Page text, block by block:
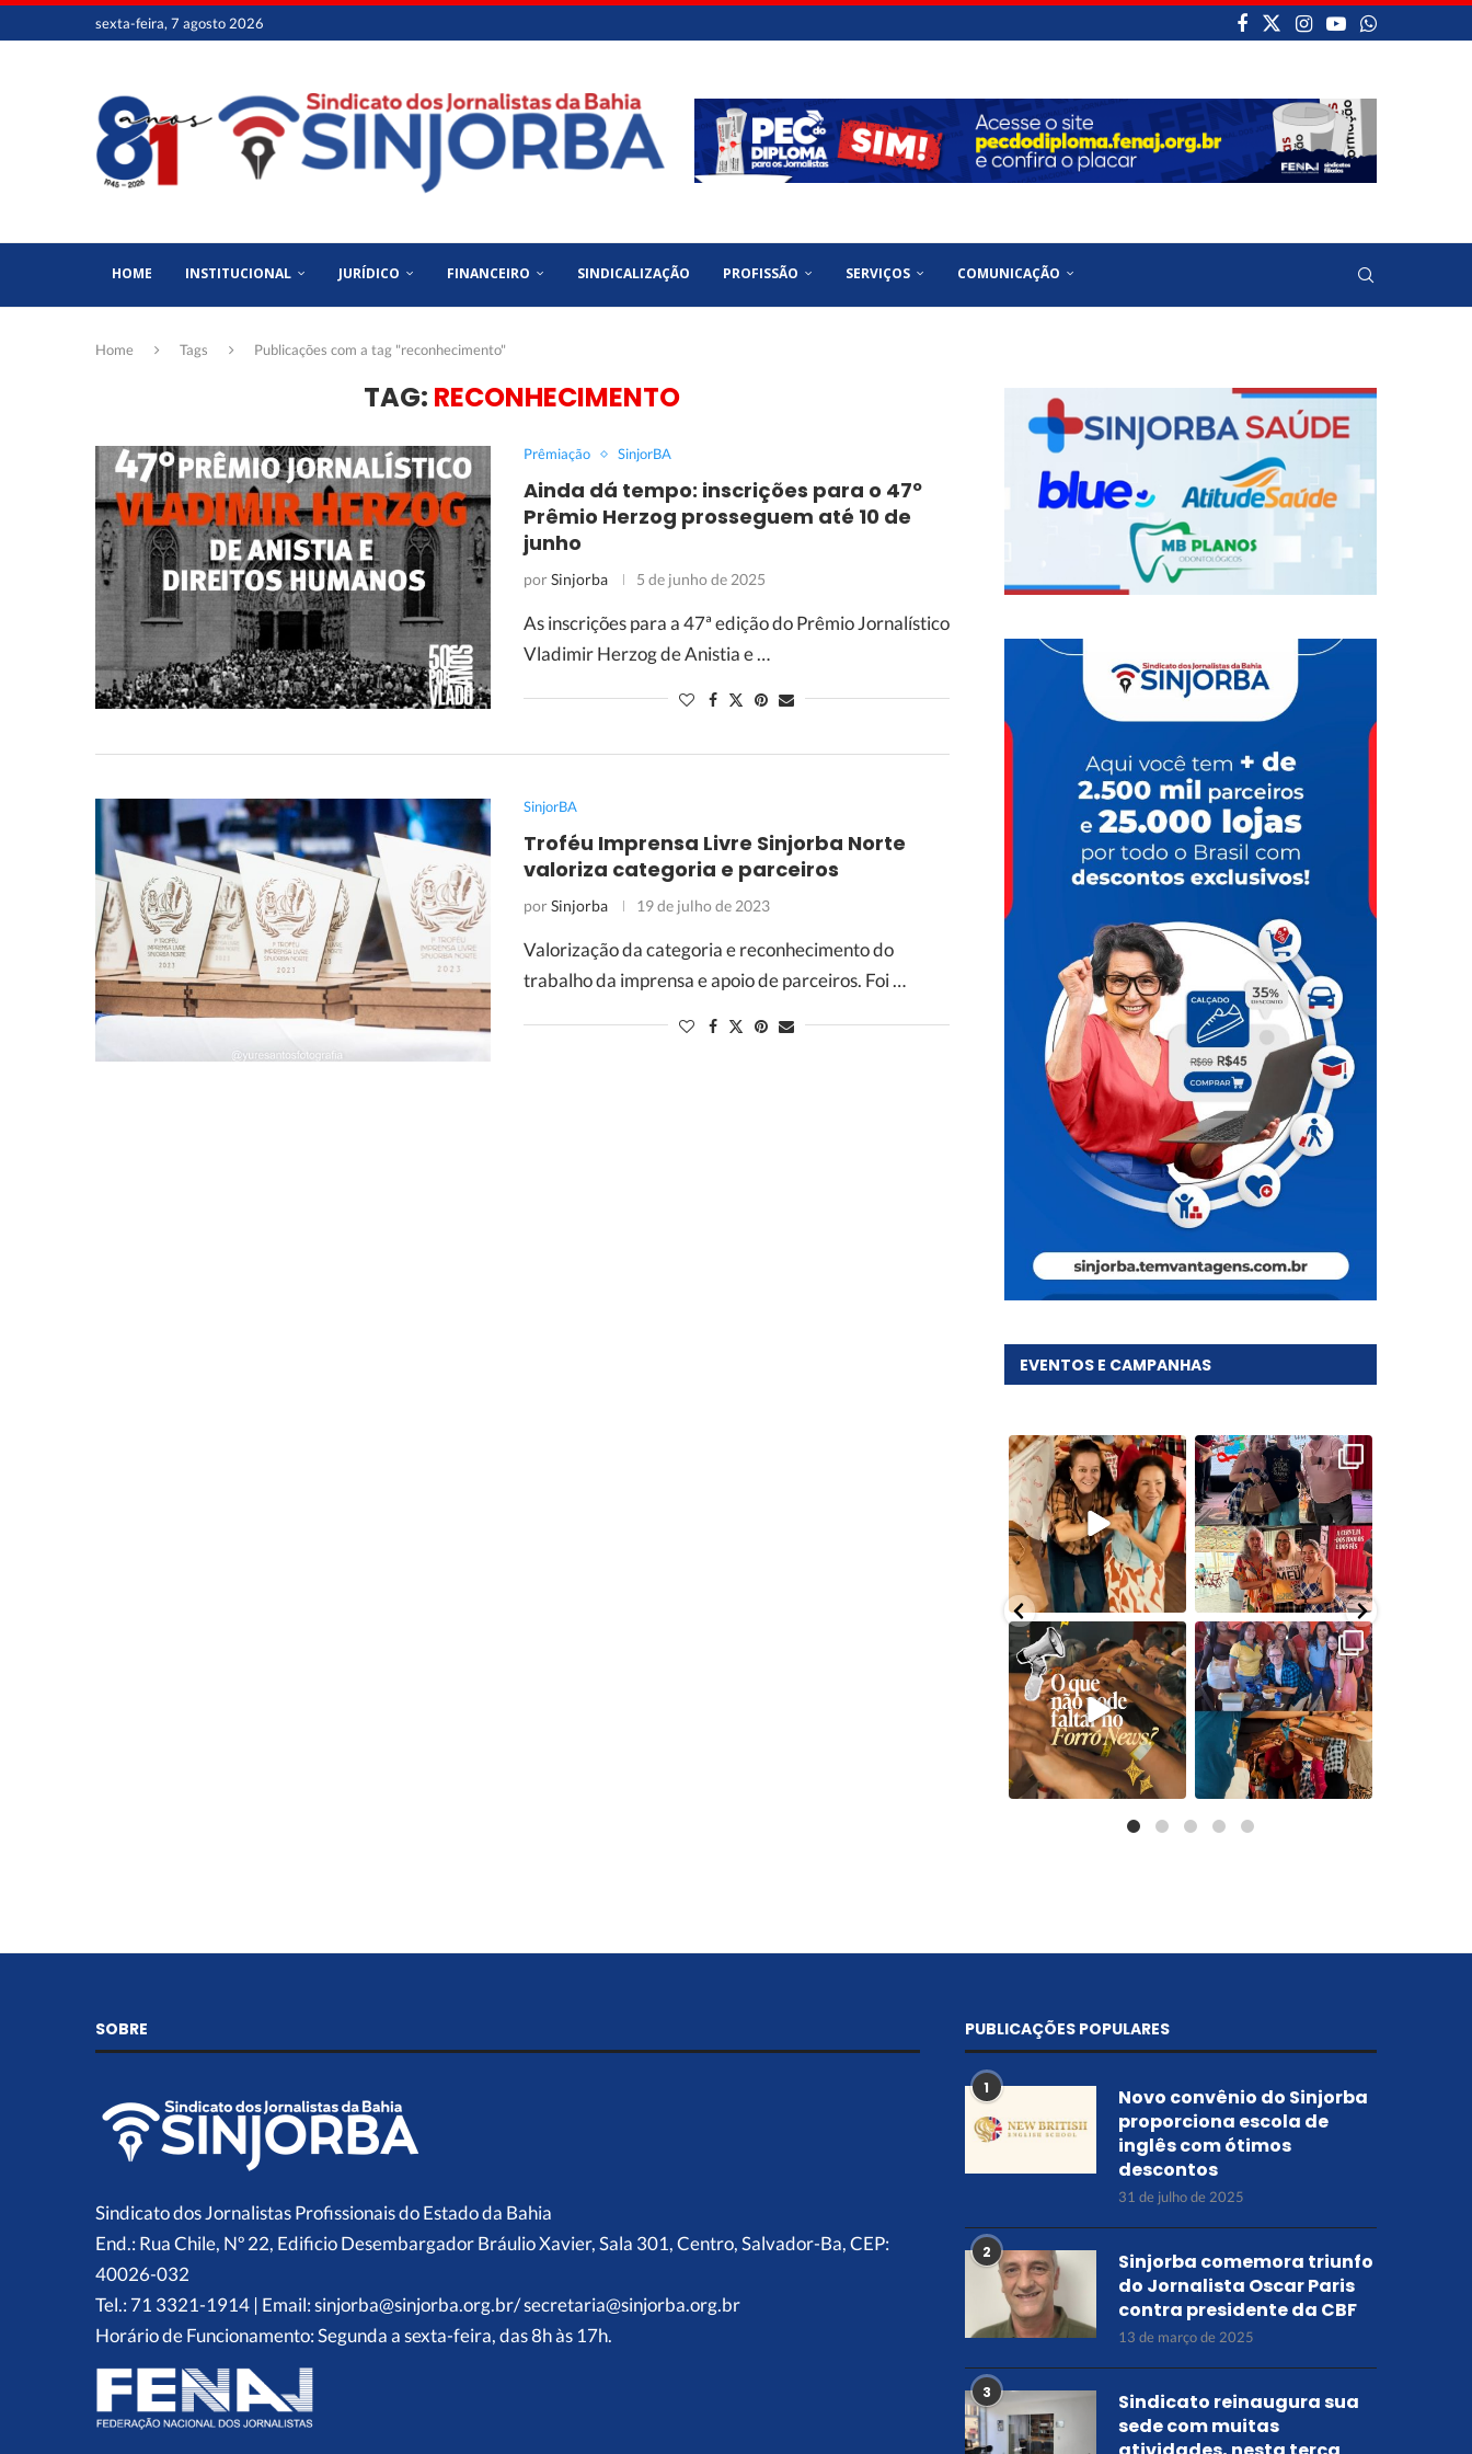
sexta-feira, 7 agosto 2026
HOME INSTITUCIONAL JURÍDICO FINANCEIRO SINDICALIZAÇÃO PROFISSÃO SERVIÇOS COMUNICAÇÃO
Home Tags Publicações com a tag "reconhecimento"
TAG: RECONHECIMENTO
Prêmiação SinjorBA
Ainda dá tempo: inscrições para o 47º
Prêmio Herzog prosseguem até 10 de
junho
porSinjorba 5 de junho de 2025
As inscrições para a 47ª edição do Prêmio Jornalístico
Vladimir Herzog de Anistia e …
SinjorBA
Troféu Imprensa Livre Sinjorba Norte
valoriza categoria e parceiros
porSinjorba 19 de julho de 2023
Valorização da categoria e reconhecimento do
trabalho da imprensa e apoio de parceiros. Foi …
EVENTOS E CAMPANHAS
SOBRE
Sindicato dos Jornalistas Profissionais do Estado da Bahia
End.: Rua Chile, Nº 22, Edificio Desembargador Bráulio Xavier, Sala 301, Centro, Salvador-Ba, CEP:
40026-032
Tel.: 71 3321-1914 | Email: sinjorba@sinjorba.org.br/ secretaria@sinjorba.org.br
Horário de Funcionamento: Segunda a sexta-feira, das 8h às 17h.
PUBLICAÇÕES POPULARES
1
Novo convênio do Sinjorba
proporciona escola de
inglês com ótimos
descontos
31 de julho de 2025
2
Sinjorba comemora triunfo
do Jornalista Oscar Paris
contra presidente da CBF
13 de março de 2025
3
Sindicato reinaugura sua
sede com muitas